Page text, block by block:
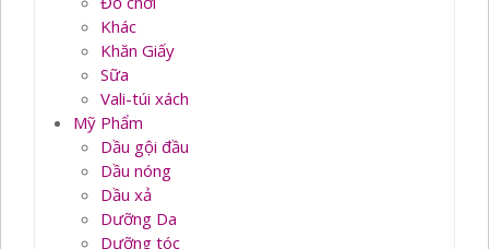
Khác
Khăn Giấy
Sữa
Vali-túi xách
Mỹ Phẩm
Dầu gội đầu
Dầu nóng
Dầu xả
Dưỡng Da
Dưỡng tóc